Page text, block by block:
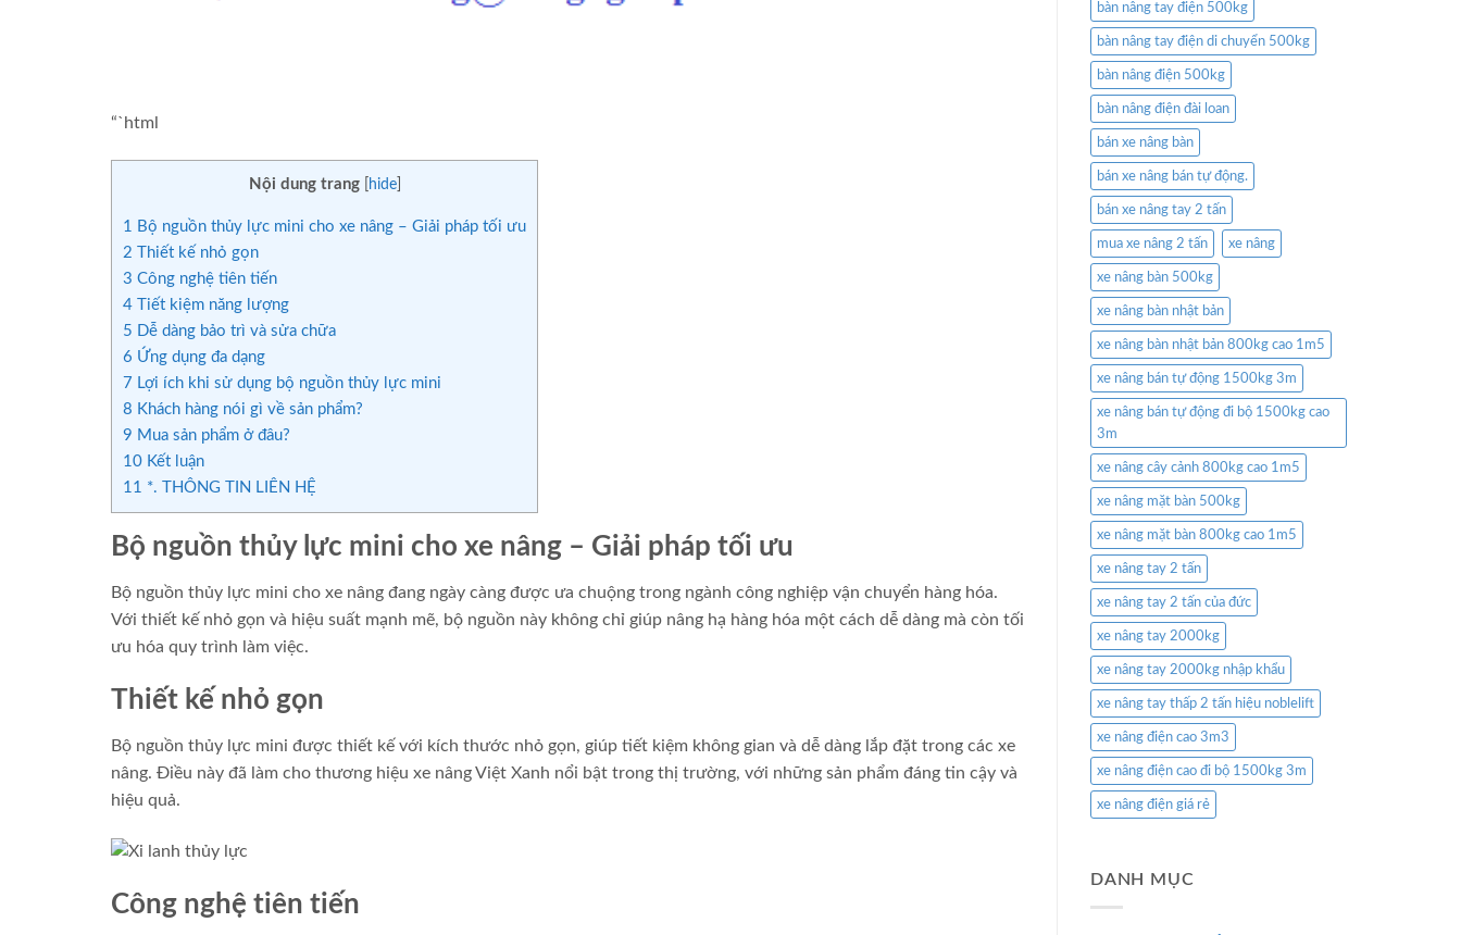
“`html
Nội dung trang hide]
1
Bộ nguồn thủy lực mini cho xe nâng – Giải pháp tối ưu
2 Thiết kế nhỏ gọn
3 Công nghệ tiên tiến
4 Tiết kiệm năng lượng
5 Dễ dàng bảo trì và sửa chữa
6 Ứng dụng đa dạng
7 Lợi ích khi sử dụng bộ nguồn thủy lực mini
8 Khách hàng nói gì về sản phẩm?
9 Mua sản phẩm ở đâu?
10 Kết luận
11 *. THÔNG TIN LIÊN HỆ
Bộ nguồn thủy lực mini cho xe nâng – Giải pháp tối ưu
Bộ nguồn thủy lực mini cho xe nâng đang ngày càng được ưa chuộng trong ngành công nghiệp vận chuyển hàng hóa.
Với thiết kế nhỏ gọn và hiệu suất mạnh mẽ, bộ nguồn này không chỉ giúp nâng hạ hàng hóa một cách dễ dàng mà còn tối
ưu hóa quy trình làm việc.
Thiết kế nhỏ gọn
Bộ nguồn thủy lực mini được thiết kế với kích thước nhỏ gọn, giúp tiết kiệm không gian và dễ dàng lắp đặt trong các xe
nâng. Điều này đã làm cho thương hiệu xe nâng Việt Xanh nổi bật trong thị trường, với những sản phẩm đáng tin cậy và
hiệu quả.
Công nghệ tiên tiến
bàn nâng tay điện 500kg
bàn nâng tay điện di chuyển 500kg
bàn nâng điện 500kg
bàn nâng điện đài loan
bán xe nâng bàn
bán xe nâng bán tự động.
bán xe nâng tay 2 tấn
mua xe nâng 2 tấn xe nâng
xe nâng bàn 500kg
xe nâng bàn nhật bản
xe nâng bàn nhật bản 800kg cao 1m5
xe nâng bán tự động 1500kg 3m
xe nâng bán tự động đi bộ 1500kg cao
3m
xe nâng cây cảnh 800kg cao 1m5
xe nâng mặt bàn 500kg
xe nâng mặt bàn 800kg cao 1m5
xe nâng tay 2 tấn
xe nâng tay 2 tấn của đức
xe nâng tay 2000kg
xe nâng tay 2000kg nhập khẩu
xe nâng tay thấp 2 tấn hiệu noblelift
xe nâng điện cao 3m3
xe nâng điện cao đi bộ 1500kg 3m
xe nâng điện giá rẻ
DANH MỤC